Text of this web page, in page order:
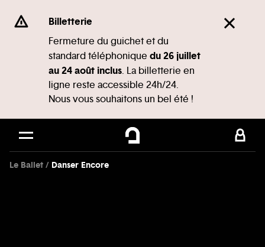
Se rendre au
Contenu principal
Pied de page
Billetterie
Fermeture du guichet et du
standard téléphonique du 26 juillet
au 24 août inclus. La billetterie en
ligne reste accessible 24h/24.
Nous vous souhaitons un bel été !
Le Ballet Danser Encore